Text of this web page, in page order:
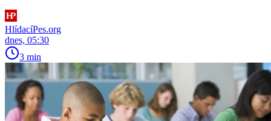
HlídacíPes.org
dnes, 05:30
3 min